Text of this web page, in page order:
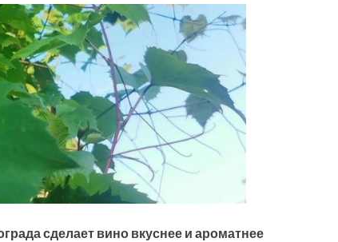
сделает вино вкуснее и ароматнее